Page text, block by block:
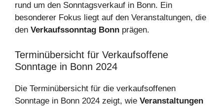
rund um den Sonntagsverkauf in Bonn. Ein
besonderer Fokus liegt auf den Veranstaltungen, die
den Verkaufssonntag Bonn prägen.
Terminübersicht für Verkaufsoffene
Sonntage in Bonn 2024
Die Terminübersicht für die verkaufsoffenen
Sonntage in Bonn 2024 zeigt, wie Veranstaltungen